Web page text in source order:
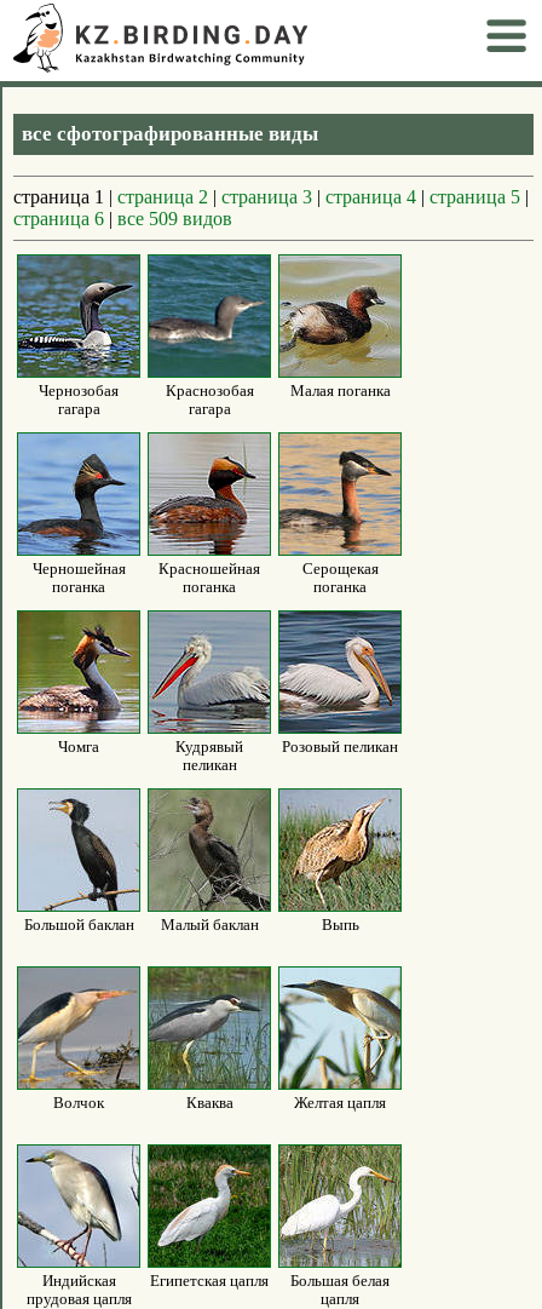
все сфотографированные виды
страница 1 | страница 2 | страница 3 | страница 4 | страница 5 |
страница 6 | все 509 видов
Чернозобая
гагара
Краснозобая
гагара
Малая поганка
Черношейная
поганка
Красношейная
поганка
Серощекая
поганка
Чомга
Кудрявый
пеликан
Розовый пеликан
Большой баклан Малый баклан Выпь
Волчок Кваква Желтая цапля
Индийская
прудовая цапля
Египетская цапля
Большая белая
цапля